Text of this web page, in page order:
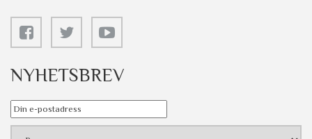
NYHETSBREV